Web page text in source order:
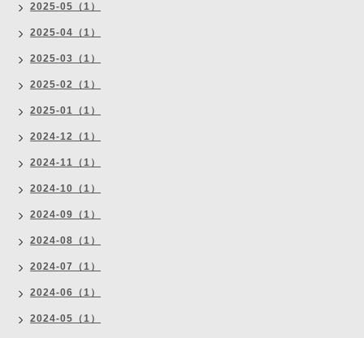
2025-05（1）
2025-04（1）
2025-03（1）
2025-02（1）
2025-01（1）
2024-12（1）
2024-11（1）
2024-10（1）
2024-09（1）
2024-08（1）
2024-07（1）
2024-06（1）
2024-05（1）